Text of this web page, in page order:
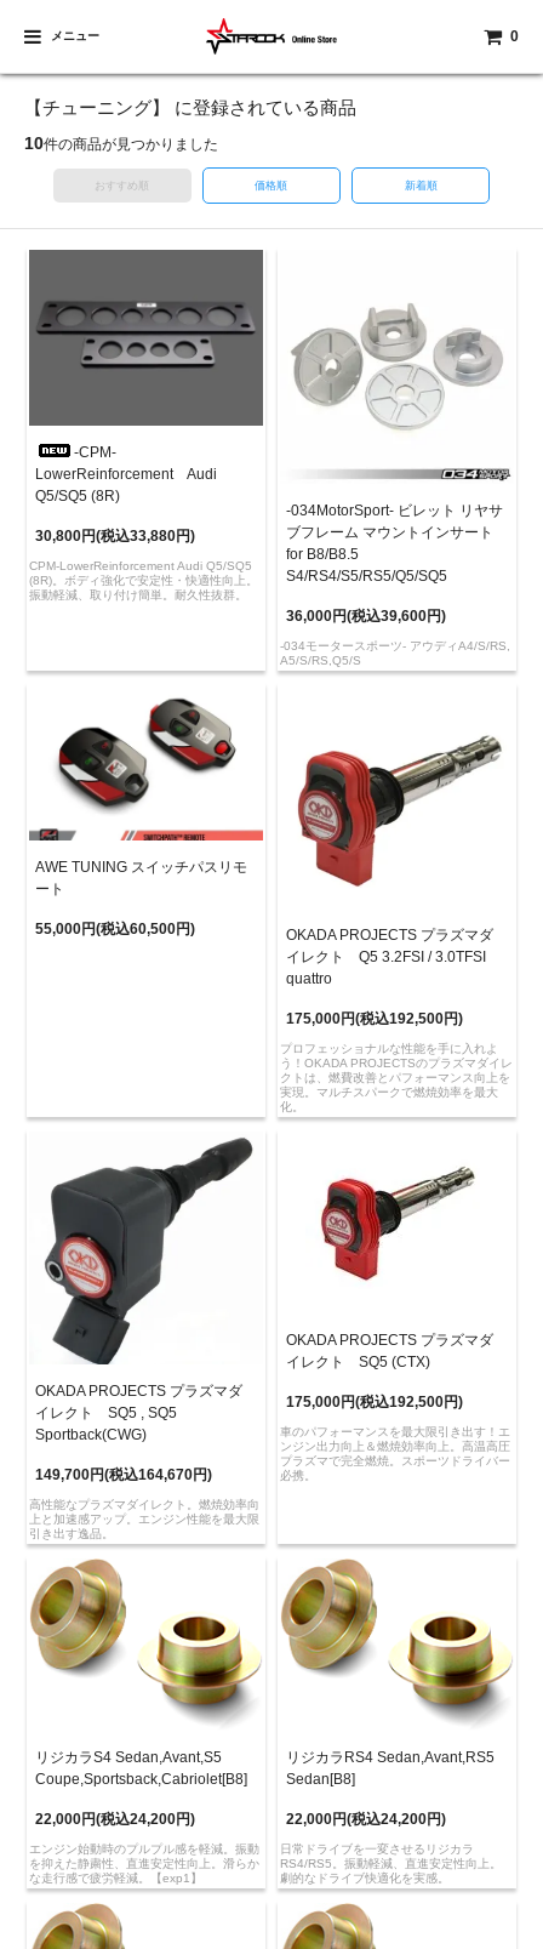
メニュー 0
【チューニング】 に登録されている商品
10件の商品が見つかりました
おすすめ順 価格順 新着順
-CPM-
LowerReinforcement Audi
Q5/SQ5 (8R)
30,800円(税込33,880円)
CPM-LowerReinforcement Audi Q5/SQ5
(8R)。ボディ強化で安定性・快適性向上。
振動軽減、取り付け簡単。耐久性抜群。
-034MotorSport- ビレット リヤサ
ブフレーム マウントインサート
for B8/B8.5
S4/RS4/S5/RS5/Q5/SQ5
36,000円(税込39,600円)
-034モータースポーツ- アウディA4/S/RS,
A5/S/RS,Q5/S
AWE TUNING スイッチパスリモ
ート
55,000円(税込60,500円)
OKADA PROJECTS プラズマダ
イレクト Q5 3.2FSI / 3.0TFSI
quattro
175,000円(税込192,500円)
プロフェッショナルな性能を手に入れよ
う！OKADA PROJECTSのプラズマダイレ
クトは、燃費改善とパフォーマンス向上を
実現。マルチスパークで燃焼効率を最大
化。
OKADA PROJECTS プラズマダ
イレクト SQ5 , SQ5
Sportback(CWG)
149,700円(税込164,670円)
高性能なプラズマダイレクト。燃焼効率向
上と加速感アップ。エンジン性能を最大限
引き出す逸品。
OKADA PROJECTS プラズマダ
イレクト SQ5 (CTX)
175,000円(税込192,500円)
車のパフォーマンスを最大限引き出す！エ
ンジン出力向上＆燃焼効率向上。高温高圧
プラズマで完全燃焼。スポーツドライバー
必携。
リジカラS4 Sedan,Avant,S5
Coupe,Sportsback,Cabriolet[B8]
22,000円(税込24,200円)
エンジン始動時のプルプル感を軽減。振動
を抑えた静粛性、直進安定性向上。滑らか
な走行感で疲労軽減。【exp1】
リジカラRS4 Sedan,Avant,RS5
Sedan[B8]
22,000円(税込24,200円)
日常ドライブを一変させるリジカラ
RS4/RS5。振動軽減、直進安定性向上。
劇的なドライブ快適化を実感。